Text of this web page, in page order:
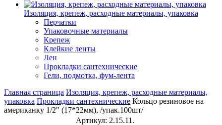
Изоляция, крепеж, расходные материалы, упаковка
Перчатки
Упаковочные материалы
Крепеж
Клейкие ленты
Лен
Прокладки сантехнические
Гели, подмотка, фум-лента
Главная страница Изоляция, крепеж, расходные материалы,
упаковка Прокладки сантехнические Кольцо резиновое на
американку 1/2" (17*22мм), /упак.100шт/
Артикул: 2.15.11.